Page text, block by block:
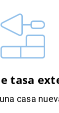
tasa
casa